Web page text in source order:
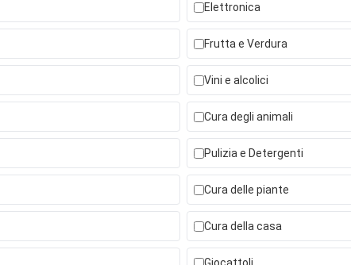
Elettronica
Frutta e Verdura
Vini e alcolici
Cura degli animali
Pulizia e Detergenti
Cura delle piante
Cura della casa